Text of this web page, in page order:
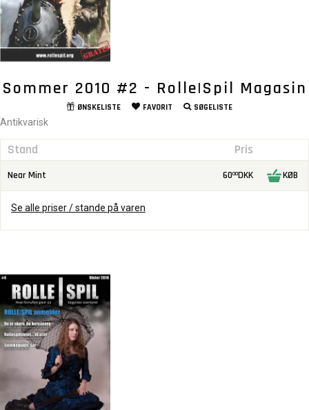
Sommer 2010 #2 - Rolle|Spil Magasin
ØNSKELISTE FAVORIT SØGELISTE
Antikvarisk
Stand Pris
Near Mint 6000DKK KØB
Se alle priser / stande på varen